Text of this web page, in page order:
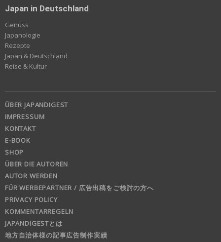
Japan in Deutschland
Genuss
Japanologie
Rezepte
Japan & Deutschland
Reise & Kultur
ÜBER JAPANDIGEST
IMPRESSUM
KONTAKT
E-BOOK
SHOP
ÜBER DIE AUTOREN
AUTOR WERDEN
FÜR WERBEPARTNER / 広告出稿をご検討の方へ
PRIVACY POLICY
KOMMENTARREGELN
JAPANDIGESTとは
地方自治体様の記事広告制作実績